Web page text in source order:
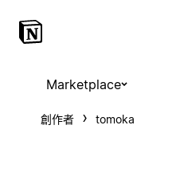
Marketplace
創作者 tomoka